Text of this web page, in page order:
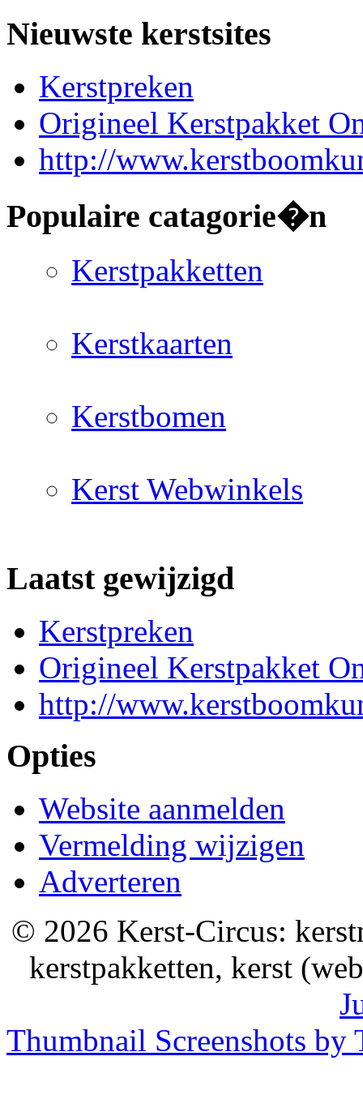
Nieuwste kerstsites
Kerstpreken
Origineel Kerstpakket
http://
Populaire catagorie�n
Kerstpakketten
Kerstkaarten
Kerstbomen
Kerst Webwinkels
Laatst gewijzigd
Kerstpreken
Origineel Kerstpakket
http://
Opties
Website aanmelden
Vermelding wijzigen
Adverteren
© 2026 Kerst-Circus:
kerstpakketten, kerst
Thumbnail Screenshots by